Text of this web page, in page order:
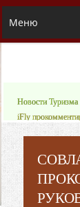
Меню
Новости
iFly